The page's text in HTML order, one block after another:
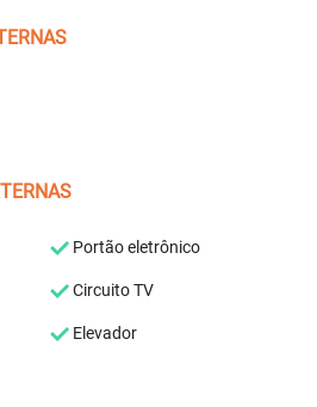
Portão eletrônico
Circuito TV
Elevador